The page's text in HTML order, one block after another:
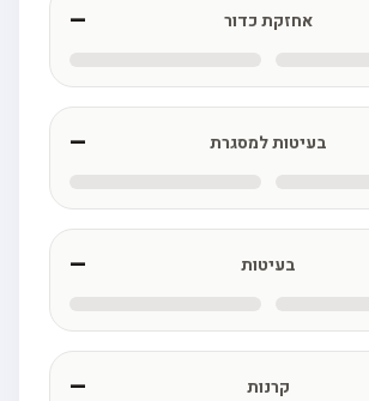
אחזקת כדור
בעיטות למסגרת
בעיטות
קרנות